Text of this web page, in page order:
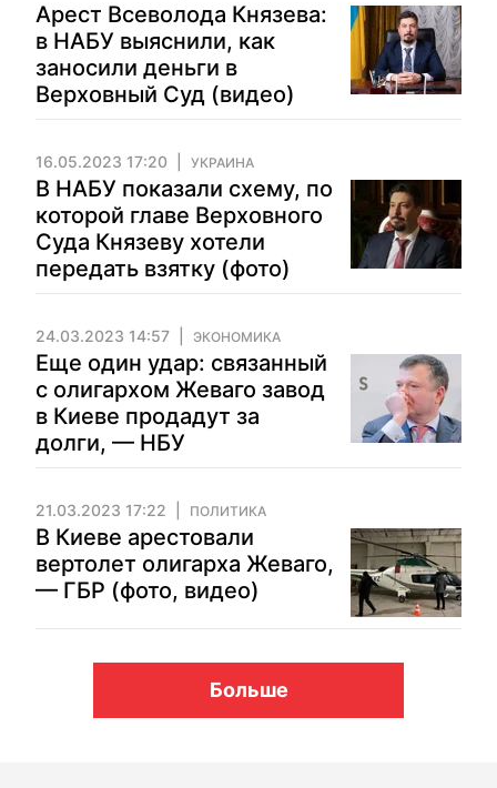
Арест Всеволода Князева:
в НАБУ выяснили, как
заносили деньги в
Верховный Суд (видео)
16.05.2023 17:20 УКРАИНА
В НАБУ показали схему, по
которой главе Верховного
Суда Князеву хотели
передать взятку (фото)
24.03.2023 14:57 ЭКОНОМИКА
Еще один удар: связанный
с олигархом Жеваго завод
в Киеве продадут за
долги, — НБУ
21.03.2023 17:22 ПОЛИТИКА
В Киеве арестовали
вертолет олигарха Жеваго,
— ГБР (фото, видео)
Больше